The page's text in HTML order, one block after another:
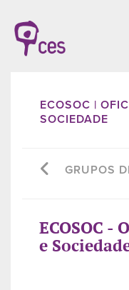
ECOSOC |
SOCIEDADE
GRUPOS
ECOSOC -
e